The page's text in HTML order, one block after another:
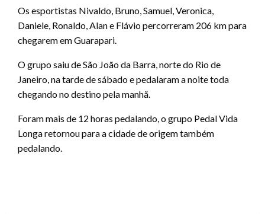
Os esportistas Nivaldo, Bruno, Samuel, Veronica,
Daniele, Ronaldo, Alan e Flávio percorreram 206 km para
chegarem em Guarapari.
O grupo saiu de São João da Barra, norte do Rio de
Janeiro, na tarde de sábado e pedalaram a noite toda
chegando no destino pela manhã.
Foram mais de 12 horas pedalando, o grupo Pedal Vida
Longa retornou para a cidade de origem também
pedalando.